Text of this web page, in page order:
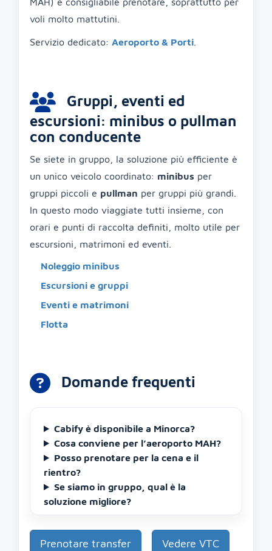
voli molto mattutini.
Servizio dedicato: Aeroporto & Porti
Gruppi, eventi ed
escursioni: minibus o pullman
con conducente
Se siete in gruppo, la soluzione più efficiente è
un unico veicolo coordinato: minibus per
gruppi piccoli e pullman per gruppi più grandi.
In questo modo viaggiate tutti insieme, con
orari e punti di raccolta definiti, molto utile per
escursioni, matrimoni ed eventi.
Noleggio minibus
Escursioni e gruppi
Eventi e matrimoni
Flotta
Domande frequenti
Cabify è disponibile a Minorca?
Cosa conviene per l’aeroporto MAH?
Posso prenotare per la cena e il
rientro?
Se siamo in gruppo, qual è la
soluzione migliore?
Prenotare transfer Vedere VTC